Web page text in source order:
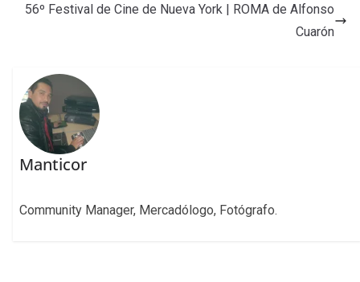
56º Festival de Cine de Nueva York | ROMA de Alfonso
Cuarón
Manticor
Community Manager, Mercadólogo, Fotógrafo.